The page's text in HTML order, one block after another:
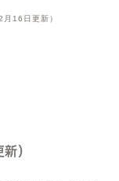
16日更新）
）